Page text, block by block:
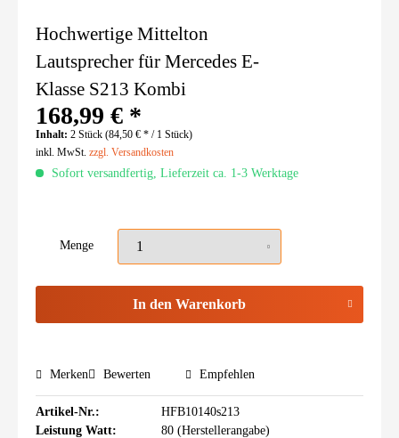
Hochwertige Mittelton
Lautsprecher für Mercedes E-
Klasse S213 Kombi
168,99 € *
Inhalt: 2 Stück (84,50 € * / 1 Stück)
inkl. MwSt. zzgl. Versandkosten
Sofort versandfertig, Lieferzeit ca. 1-3 Werktage
Menge
In den Warenkorb
Merken Bewerten Empfehlen
Artikel-Nr.:
HFB10140s213
Leistung Watt:
80 (Herstellerangabe)